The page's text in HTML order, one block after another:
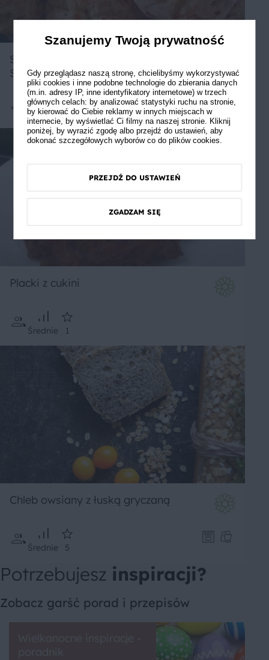
Serowo Czosnkowe Bułeczki
Sniadaniowe
Średnie 3
Placki z cukini
Średnie 1
Chleb owsiany z łuską gryczaną
Średnie 5
Potrzebujesz inspiracji?
Zobacz garść porad i przepisów
Wielkanocne inspiracje -
poradnik
Szanujemy Twoją prywatność
Gdy przeglądasz naszą stronę, chcielibyśmy wykorzystywać
pliki cookies i inne podobne technologie do zbierania danych
(m.in. adresy IP, inne identyfikatory internetowe) w trzech
głównych celach: by analizować statystyki ruchu na stronie,
by kierować do Ciebie reklamy w innych miejscach w
internecie, by wyświetlać Ci filmy na naszej stronie. Kliknij
poniżej, by wyrazić zgodę albo przejdź do ustawień, aby
dokonać szczegółowych wyborów co do plików cookies.
PRZEJDŹ DO USTAWIEŃ
ZGADZAM SIĘ